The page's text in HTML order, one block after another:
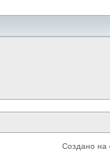
Создано на